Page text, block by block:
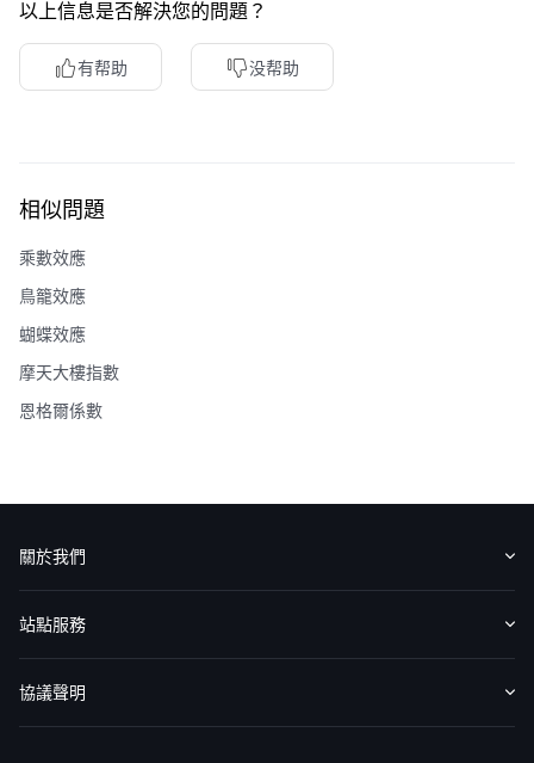
以上信息是否解決您的問題？
有帮助 没帮助
相似問題
乘數效應
鳥籠效應
蝴蝶效應
摩天大樓指數
恩格爾係數
關於我們
認識華盛
媒體報導
意見反饋
站點服務
收費標準
交易工具
幫助中心
協議聲明